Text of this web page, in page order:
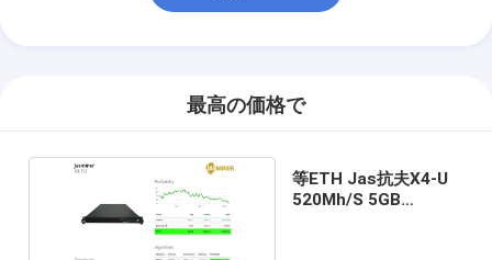
最高の価格で
等ETH Jas抗夫X4-U
520Mh/S 5GB